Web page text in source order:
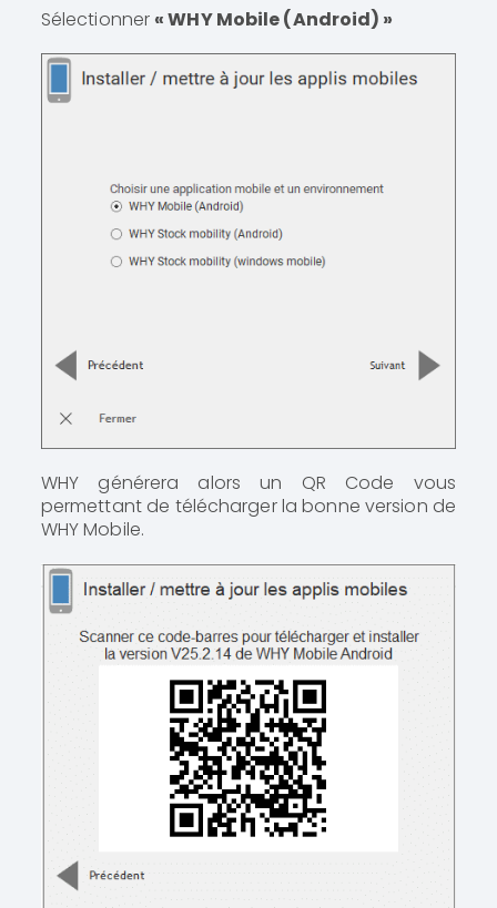
Sélectionner « WHY Mobile (Android) »
WHY générera alors un QR Code vous
permettant de télécharger la bonne version de
WHY Mobile.